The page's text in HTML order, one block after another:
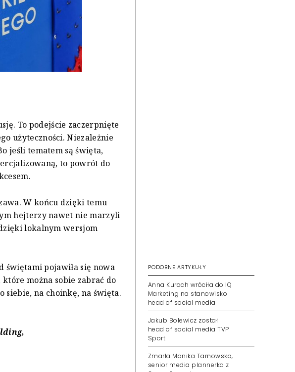
To podejście zaczerpnięte
użyteczności. Niezależnie
jeśli tematem są święta,
to powrót do
W końcu dzięki temu
hejterzy nawet nie marzyli
lokalnym wersjom
świętami pojawiła się nowa
można sobie zabrać do
siebie, na choinkę, na święta.
PODOBNE ARTYKUŁY
Anna Kurach wróciła do IQ
Marketing na stanowisko
head of social media
Jakub Bolewicz został
head of social media TVP
Sport
Zmarła Monika Tarnowska,
senior media plannerka z